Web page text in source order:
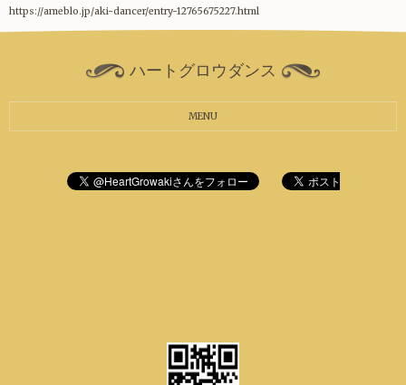
https://ameblo.jp/aki-dancer/entry-12765675227.html
ハートグロウダンス
MENU